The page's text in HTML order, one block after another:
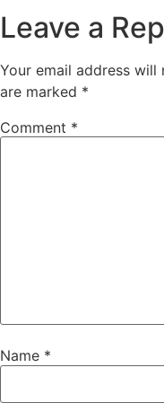
Leave a
Your email address will
are marked *
Comment *
Name *